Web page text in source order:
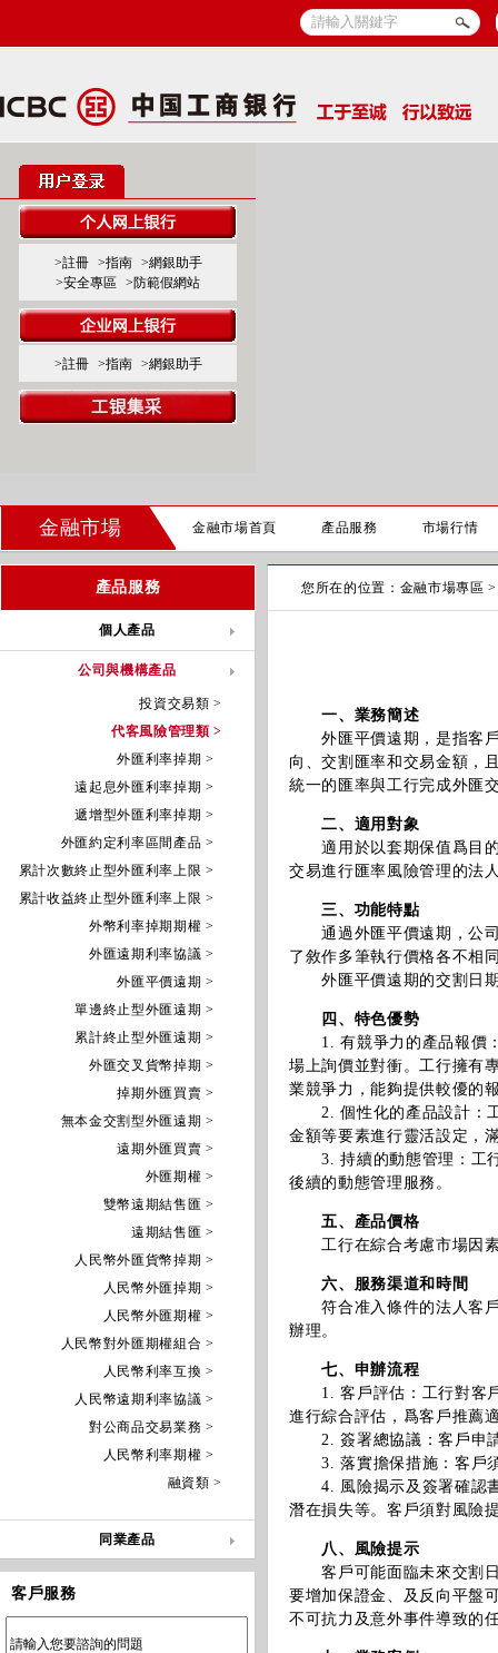
>註冊 >指南
>網銀助手
>安全專區
>防範假網站
>註冊 >指南 >網銀助手
金融市場 金融市場首頁 產品服務 市場行情
產品服務
個人產品
公司與機構產品
投資交易類 >
代客風險管理類 >
外匯利率掉期 >
遠起息外匯利率掉期 >
遞增型外匯利率掉期 >
外匯約定利率區間產品 >
累計次數終止型外匯利率上限 >
累計收益終止型外匯利率上限 >
外幣利率掉期期權 >
外匯遠期利率協議 >
外匯平價遠期 >
單邊終止型外匯遠期 >
累計終止型外匯遠期 >
外匯交叉貨幣掉期 >
掉期外匯買賣 >
無本金交割型外匯遠期 >
遠期外匯買賣 >
外匯期權 >
雙幣遠期結售匯 >
遠期結售匯 >
人民幣外匯貨幣掉期 >
人民幣外匯掉期 >
人民幣外匯期權 >
人民幣對外匯期權組合 >
人民幣利率互換 >
人民幣遠期利率協議 >
對公商品交易業務 >
人民幣利率期權 >
融資類 >
同業產品
客戶服務
您所在的位置： 金融市場專區
一、業務簡述
外匯平價遠期，是指客戶
向、交割匯率和交易金額，
統一的匯率與工行完成外匯
二、適用對象
適用於以套期保值爲目的
交易進行匯率風險管理的法
三、功能特點
通過外匯平價遠期，公司
了敘作多筆執行價格各不相
外匯平價遠期的交割日期
四、特色優勢
1. 有競爭力的產品報價：
場上詢價並對衝。工行擁有
業競爭力，能夠提供較優的
2. 個性化的產品設計：工
金額等要素進行靈活設定，
3. 持續的動態管理：工行
後續的動態管理服務。
五、產品價格
工行在綜合考慮市場因素
六、服務渠道和時間
符合准入條件的法人客戶
辦理。
七、申辦流程
1. 客戶評估：工行對客戶
進行綜合評估，爲客戶推薦
2. 簽署總協議：客戶申請
3. 落實擔保措施：客戶須
4. 風險揭示及簽署確認書
潛在損失等。客戶須對風險
八、風險提示
客戶可能面臨未來交割日
要增加保證金、及反向平盤
不可抗力及意外事件導致的